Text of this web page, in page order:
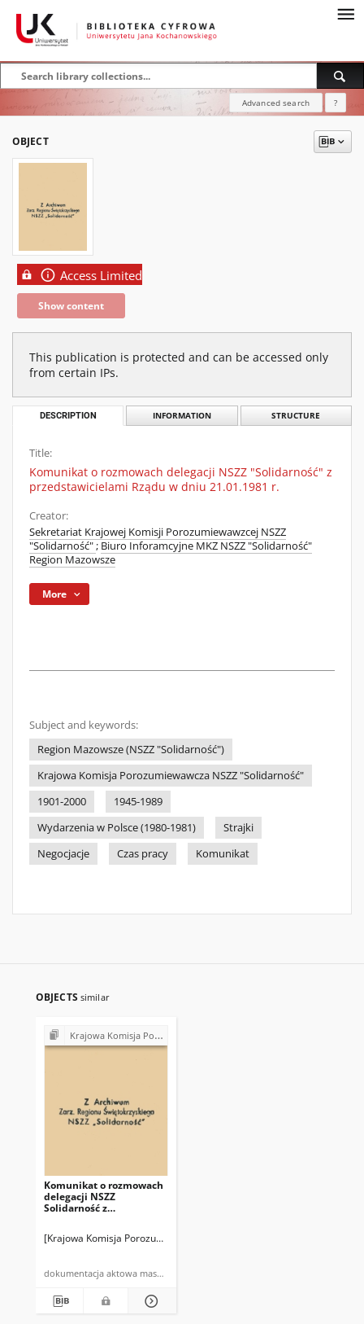
Advanced search ?
OBJECT
Access Limited
Show content
This publication is protected and can be accessed only
from certain IPs.
DESCRIPTION INFORMATION STRUCTURE
Title:
Komunikat o rozmowach delegacji NSZZ "Solidarność" z
przedstawicielami Rządu w dniu 21.01.1981 r.
Creator:
Sekretariat Krajowej Komisji Porozumiewawzcej NSZZ
"Solidarność"; Biuro Inforamcyjne MKZ NSZZ "Solidarność"
Region Mazowsze
More
Subject and keywords:
Region Mazowsze (NSZZ "Solidarność")
Krajowa Komisja Porozumiewawcza NSZZ "Solidarność"
1901-2000
1945-1989
Wydarzenia w Polsce (1980-1981)
Strajki
Negocjacje
Czas pracy Komunikat
OBJECTS similar
Krajowa Komisja Porozumiewawcza NSZZ "Solidarność" (1980-1981)
Komunikat o rozmowach
delegacji NSZZ
Solidarność z
[Krajowa Komisja Porozumiewawcza NSZZ "Solidarność"]
dokumentacja aktowa maszynopis powielony